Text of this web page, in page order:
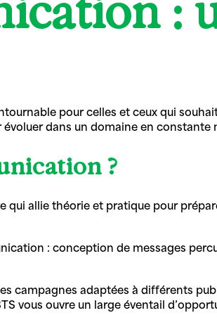
:
pour celles et ceux qui
dans un domaine en constante
?
qui allie théorie et pratique pour
: conception de messages
campagnes adaptées à différents
vous ouvre un large éventail